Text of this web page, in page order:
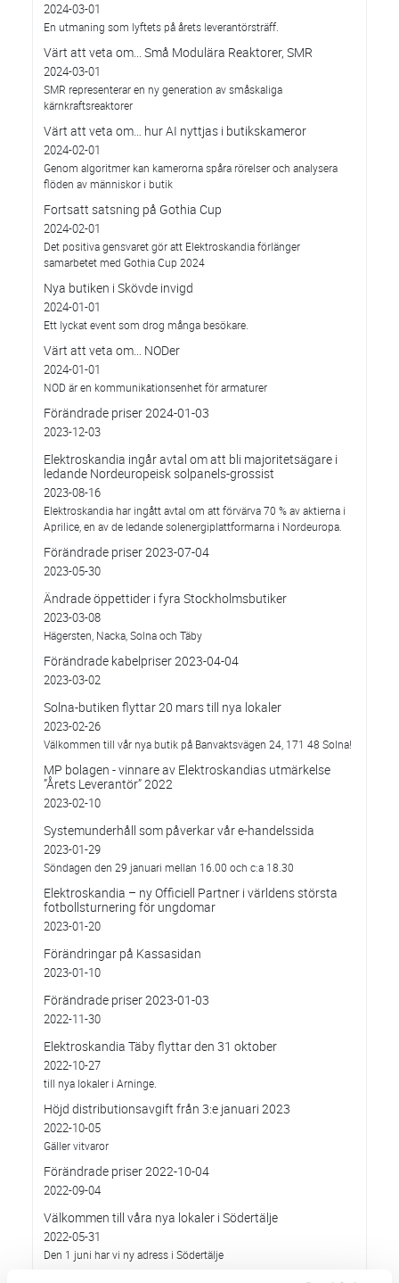
2024-03-01
En utmaning som lyftets på årets leverantörsträff.
Värt att veta om... Små Modulära Reaktorer, SMR
2024-03-01
SMR representerar en ny generation av småskaliga
kärnkraftsreaktorer
Värt att veta om… hur AI nyttjas i butikskameror
2024-02-01
Genom algoritmer kan kamerorna spåra rörelser och analysera
flöden av människor i butik
Fortsatt satsning på Gothia Cup
2024-02-01
Det positiva gensvaret gör att Elektroskandia förlänger
samarbetet med Gothia Cup 2024
Nya butiken i Skövde invigd
2024-01-01
Ett lyckat event som drog många besökare.
Värt att veta om... NODer
2024-01-01
NOD är en kommunikationsenhet för armaturer
Förändrade priser 2024-01-03
2023-12-03
Elektroskandia ingår avtal om att bli majoritetsägare i
ledande Nordeuropeisk solpanels-grossist
2023-08-16
Elektroskandia har ingått avtal om att förvärva 70 % av aktierna i
Aprilice, en av de ledande solenergiplattformarna i Nordeuropa.
Förändrade priser 2023-07-04
2023-05-30
Ändrade öppettider i fyra Stockholmsbutiker
2023-03-08
Hägersten, Nacka, Solna och Täby
Förändrade kabelpriser 2023-04-04
2023-03-02
Solna-butiken flyttar 20 mars till nya lokaler
2023-02-26
Välkommen till vår nya butik på Banvaktsvägen 24, 171 48 Solna!
MP bolagen - vinnare av Elektroskandias utmärkelse
”Årets Leverantör” 2022
2023-02-10
Systemunderhåll som påverkar vår e-handelssida
2023-01-29
Söndagen den 29 januari mellan 16.00 och c:a 18.30
Elektroskandia – ny Officiell Partner i världens största
fotbollsturnering för ungdomar
2023-01-20
Förändringar på Kassasidan
2023-01-10
Förändrade priser 2023-01-03
2022-11-30
Elektroskandia Täby flyttar den 31 oktober
2022-10-27
till nya lokaler i Arninge.
Höjd distributionsavgift från 3:e januari 2023
2022-10-05
Gäller vitvaror
Förändrade priser 2022-10-04
2022-09-04
Välkommen till våra nya lokaler i Södertälje
2022-05-31
Den 1 juni har vi ny adress i Södertälje